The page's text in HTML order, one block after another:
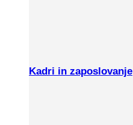
Kadri in zaposlovanje